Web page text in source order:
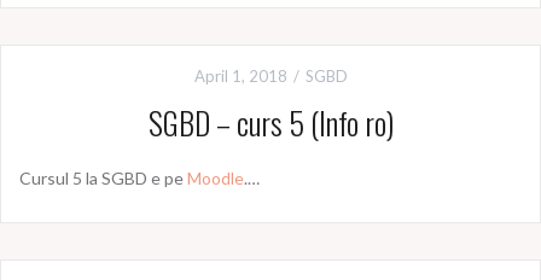
April 1, 2018 SGBD
SGBD – curs 5 (Info ro)
Cursul 5 la SGBD e peMoodle.…